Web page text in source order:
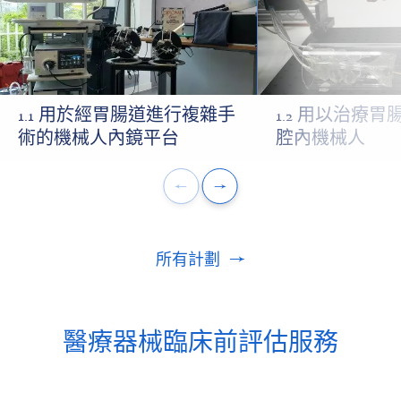
1.1 用於經胃腸道進行複雜手
術的機械人內鏡平台
1.2 用以治療胃
腔內機械人
所有計劃
醫療器械臨床前評估服務